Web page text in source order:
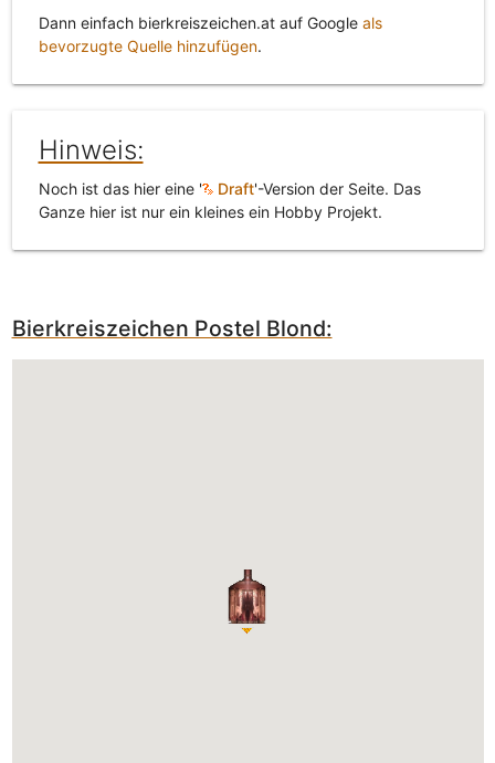
Dann einfach bierkreiszeichen.at auf Google als
bevorzugte Quelle hinzufügen.
Hinweis:
Noch ist das hier eine ' Draft'-Version der Seite. Das
Ganze hier ist nur ein kleines ein Hobby Projekt.
Bierkreiszeichen Postel Blond: